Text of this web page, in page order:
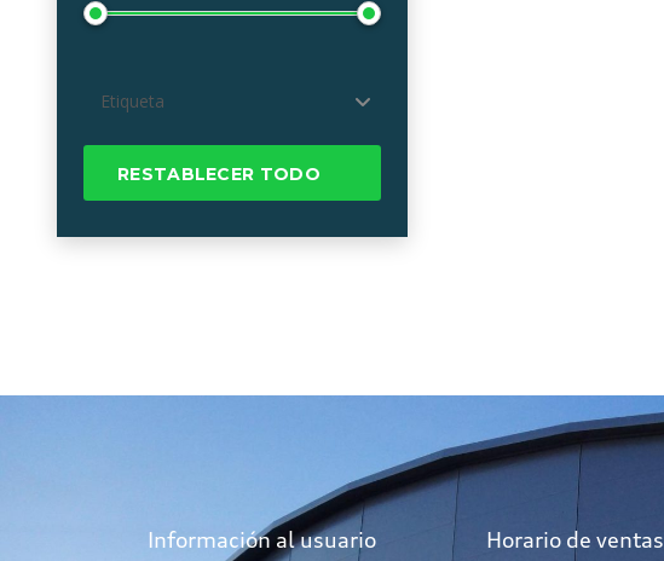
Etiqueta
RESTABLECER TODO
Información al usuario Horario de ventas